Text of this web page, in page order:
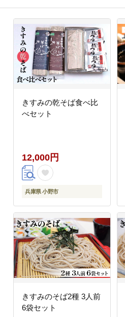
きすみの乾そば食べ比
べセット
12,000円
兵庫県 小野市
きすみのそば2種 3人前
6袋セット